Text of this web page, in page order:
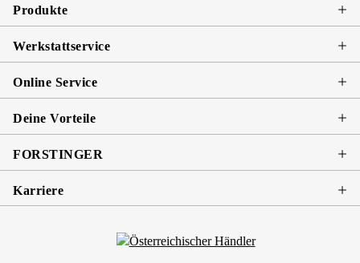
Produkte
Werkstattservice
Online Service
Deine Vorteile
FORSTINGER
Karriere